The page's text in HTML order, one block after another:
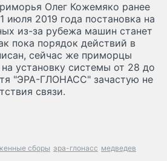
Олег Кожемяко ранее
июля 2019 года постановка на
из-за рубежа машин станет
пока порядок действий в
сейчас же приморцы
установку системы от 28 до
"ЭРА-ГЛОНАСС" зачастую не
связи.
сборы эра-глонасс медведев